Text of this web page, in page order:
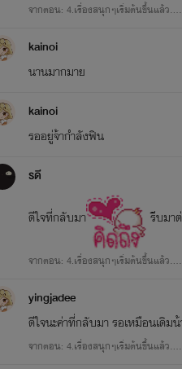
เตรียมตัวรับกรรมไว้ให้ดี!!
จากตอน: 4.เรื่องสนุกๆเริ่มต้นขึ้นแล้ว
kainoi
นานมากมาย
kainoi
รออยู่จ้ากำลังฟิน
รดี
ดีใจที่กลับมา รีบมา
จากตอน: 4.เรื่องสนุกๆเริ่มต้นขึ้นแล้ว
yingjadee
ดีใจนะค่าที่กลับมา รอเหมือนเดิมน้
จากตอน: 4.เรื่องสนุกๆเริ่มต้นขึ้นแล้ว